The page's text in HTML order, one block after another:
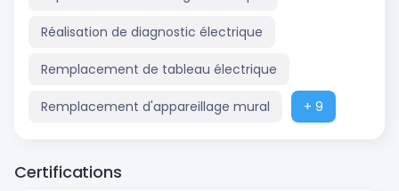
Réalisation de diagnostic électrique
Remplacement de tableau électrique
Remplacement d'appareillage mural + 9
Certifications